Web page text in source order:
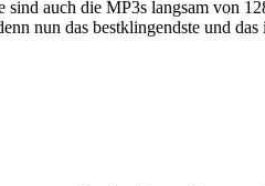
sind auch die MP3s langsam von
nun das bestklingendste und